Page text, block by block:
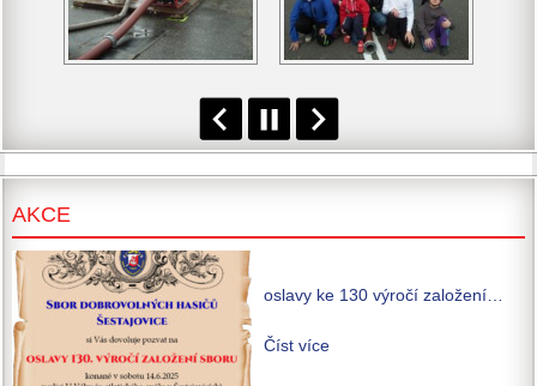
AKCE
oslavy ke 130 výročí založení…
Číst více